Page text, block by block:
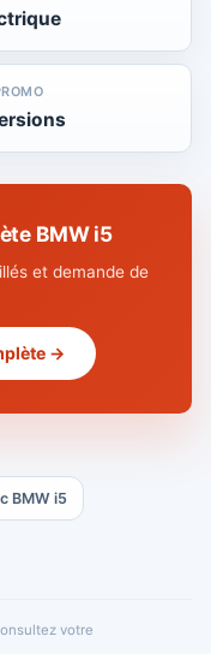
BMW i5
et demande de
→
BMW i5
votre